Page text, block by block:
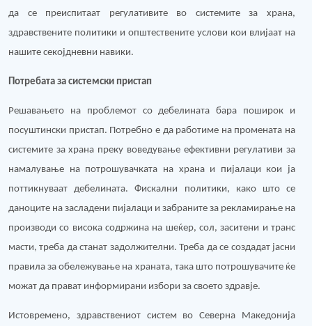
да се преиспитаат регулативите во системите за храна,
здравствените политики и општествените услови кои влијаат на
нашите секојдневни навики.
Потребата за системски пристап
Решавањето на проблемот со дебелината бара поширок и
посуштински пристап. Потребно е да работиме на промената на
системите за храна преку воведување ефективни регулативи за
намалување на потрошувачката на храна и пијалаци кои ја
поттикнуваат дебелината. Фискални политики, како што се
даноците на засладени пијалаци и забраните за рекламирање на
производи со висока содржина на шеќер, сол, заситени и транс
масти, треба да станат задолжителни. Треба да се создадат јасни
правила за обележување на храната, така што потрошувачите ќе
можат да прават информирани избори за своето здравје.
Истовремено, здравствениот систем во Северна Македонија